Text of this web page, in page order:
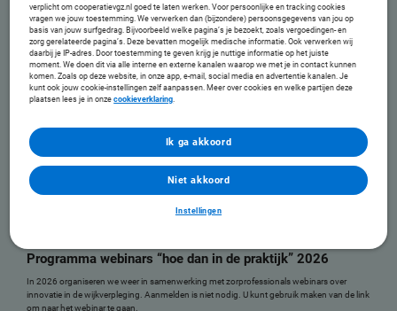
Programma webinars “hoe dan in de praktijk” 2026
In 2026 organiseren we weer in samenwerking met zorprofessionals webinars over
innovatie in de wijkverpleging. Aanmelden is niet nodig. U kunt gebruik maken van de link
om naar het webinar te gaan.
verplicht om cooperatievgz.nl goed te laten werken. Voor persoonlijke en tracking cookies
vragen we jouw toestemming. We verwerken dan (bijzondere) persoonsgegevens van jou op
basis van jouw surfgedrag. Bijvoorbeeld welke pagina’s je bezoekt, zoals vergoedingen- en
zorg gerelateerde pagina’s. Deze bevatten mogelijk medische informatie. Ook verwerken wij
daarbij je IP-adres. Door toestemming te geven krijg je nuttige informatie op het juiste
moment. We doen dit via alle interne en externe kanalen waarop we met je in contact kunnen
komen. Zoals op deze website, in onze app, e-mail, social media en advertentie kanalen. Je
kunt ook jouw cookie-instellingen zelf aanpassen. Meer over cookies en welke partijen deze
plaatsen lees je in onzecookieverklaring
Instellingen
Niet akkoord
Ik ga akkoord